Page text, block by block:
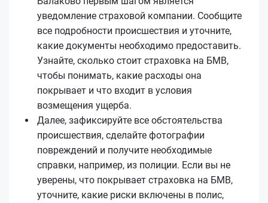
уведомление страховой компании. Сообщите
все подробности происшествия и уточните,
какие документы необходимо предоставить.
Узнайте, сколько стоит страховка на БМВ,
чтобы понимать, какие расходы она
покрывает и что входит в условия
возмещения ущерба.
Далее, зафиксируйте все обстоятельства
происшествия, сделайте фотографии
повреждений и получите необходимые
справки, например, из полиции. Если вы не
уверены, что покрывает страховка на БМВ,
уточните, какие риски включены в полис,